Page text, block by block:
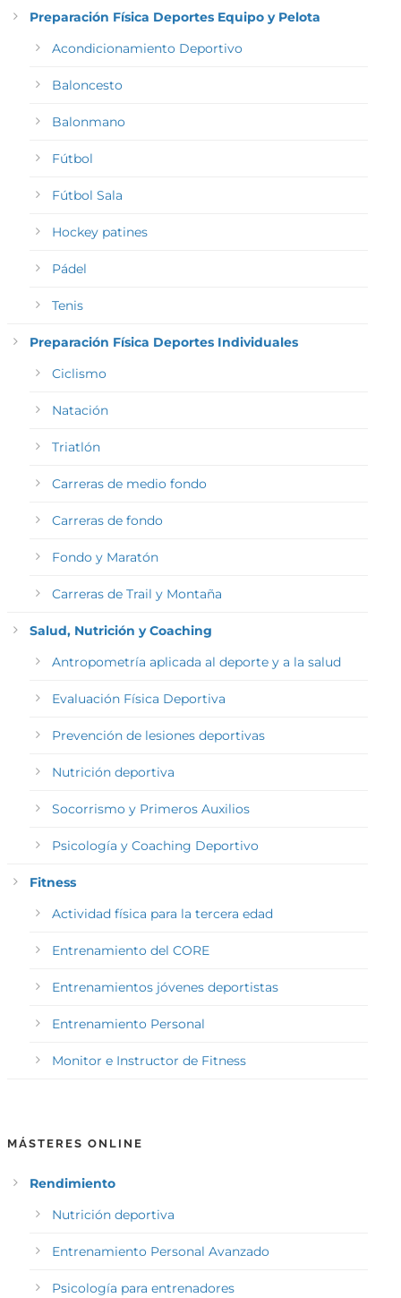
Preparación Física Deportes Equipo y Pelota
Acondicionamiento Deportivo
Baloncesto
Balonmano
Fútbol
Fútbol Sala
Hockey patines
Pádel
Tenis
Preparación Física Deportes Individuales
Ciclismo
Natación
Triatlón
Carreras de medio fondo
Carreras de fondo
Fondo y Maratón
Carreras de Trail y Montaña
Salud, Nutrición y Coaching
Antropometría aplicada al deporte y a la salud
Evaluación Física Deportiva
Prevención de lesiones deportivas
Nutrición deportiva
Socorrismo y Primeros Auxilios
Psicología y Coaching Deportivo
Fitness
Actividad física para la tercera edad
Entrenamiento del CORE
Entrenamientos jóvenes deportistas
Entrenamiento Personal
Monitor e Instructor de Fitness
MÁSTERES ONLINE
Rendimiento
Nutrición deportiva
Entrenamiento Personal Avanzado
Psicología para entrenadores